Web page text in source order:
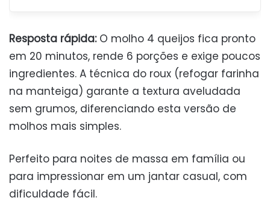
Resposta rápida:O molho 4 queijos fica pronto
em 20 minutos, rende 6 porções e exige poucos
ingredientes. A técnica do roux (refogar farinha
na manteiga) garante a textura aveludada
sem grumos, diferenciando esta versão de
molhos mais simples.
Perfeito para noites de massa em família ou
para impressionar em um jantar casual, com
dificuldade fácil.